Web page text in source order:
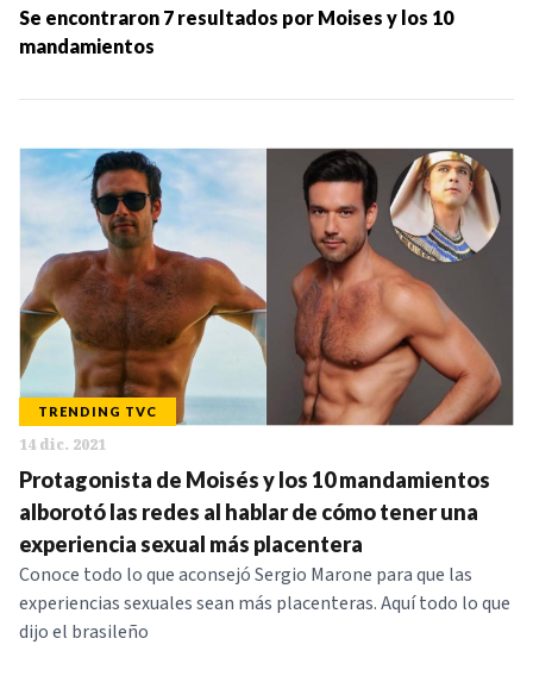
MÁS RECIENTES
IR
Categorias:
NOTICIAS
SERIES
Se encontraron 7 resultados por Moises y los 10
mandamientos
TRENDING TVC
14 dic. 2021
Protagonista de Moisés y los 10 mandamientos
alborotó las redes al hablar de cómo tener una
experiencia sexual más placentera
Conoce todo lo que aconsejó Sergio Marone para que las
experiencias sexuales sean más placenteras. Aquí todo lo que
dijo el brasileño